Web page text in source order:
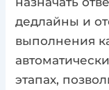
дедлайны и
выполнения
этапах,